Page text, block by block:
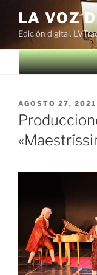
contenido
LA VOZ
Edición digital.
PUBLICADO
EL
AGOSTO 27, 2021